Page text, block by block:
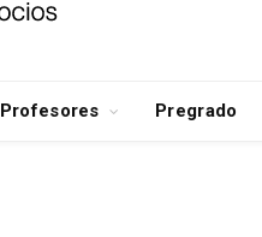
Profesores Pregrado